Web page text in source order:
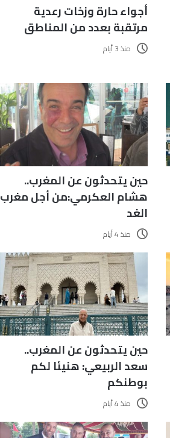
أجواء حارة وزخات رعدية
مرتقبة بعدد من المناطق
منذ 3 أيام
حين يتحدثون عن المغرب..
هشام العكرمي:من أجل مغرب
الغد
منذ 4 أيام
حين يتحدثون عن المغرب..
سعد الربيعي: هنيئا لكم
بوطنكم
منذ 4 أيام